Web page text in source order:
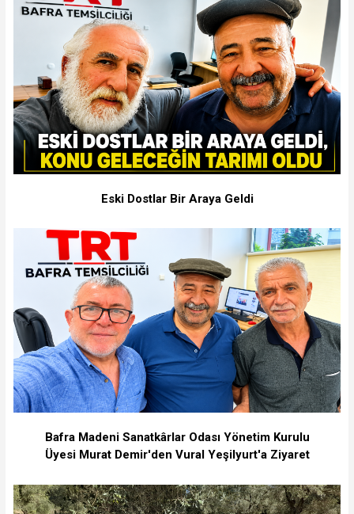
Eski Dostlar Bir Araya Geldi
Bafra Madeni Sanatkârlar Odası Yönetim Kurulu
Üyesi Murat Demir'den Vural Yeşilyurt'a Ziyaret